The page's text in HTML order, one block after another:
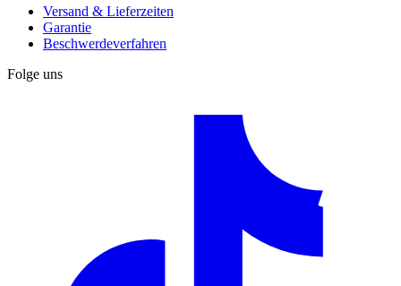
Versand & Lieferzeiten
Garantie
Beschwerdeverfahren
Folge uns